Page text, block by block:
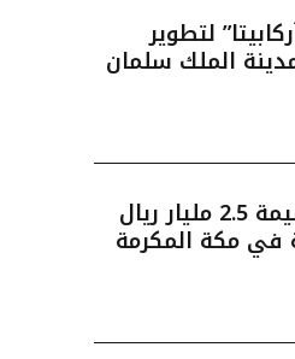
لتطوير
الملك سلمان
17 مشروعًا تطويريًّا بقيمة 2.5 مليار ريال
في مكة المكرمة